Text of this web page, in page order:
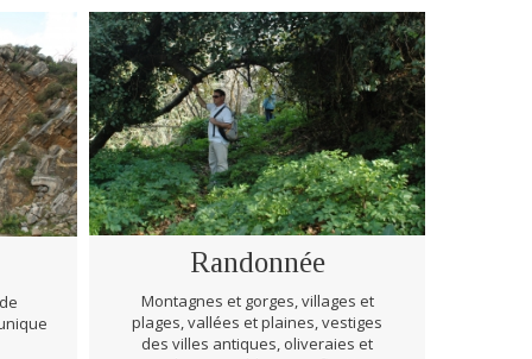
Randonnée
Montagnes et gorges, villages et
plages, vallées et plaines, vestiges
des villes antiques, oliveraies et